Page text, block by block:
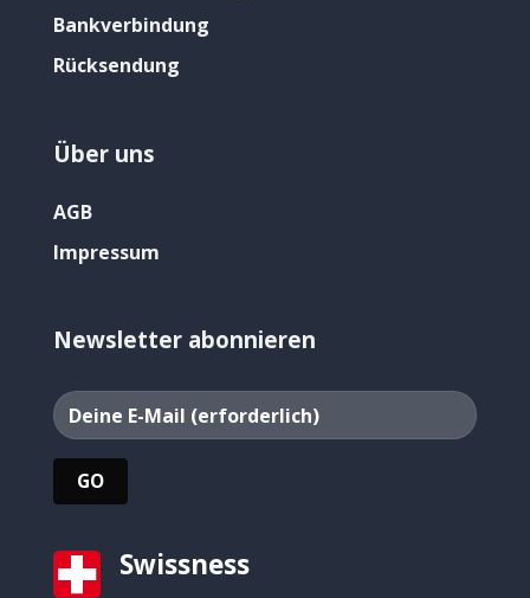
Bankverbindung
Rücksendung
Über uns
AGB
Impressum
Newsletter abonnieren
Swissness